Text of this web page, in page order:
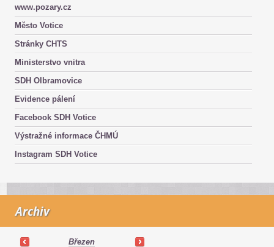
www.pozary.cz
Město Votice
Stránky CHTS
Ministerstvo vnitra
SDH Olbramovice
Evidence pálení
Facebook SDH Votice
Výstražné informace ČHMÚ
Instagram SDH Votice
Archiv
Březen